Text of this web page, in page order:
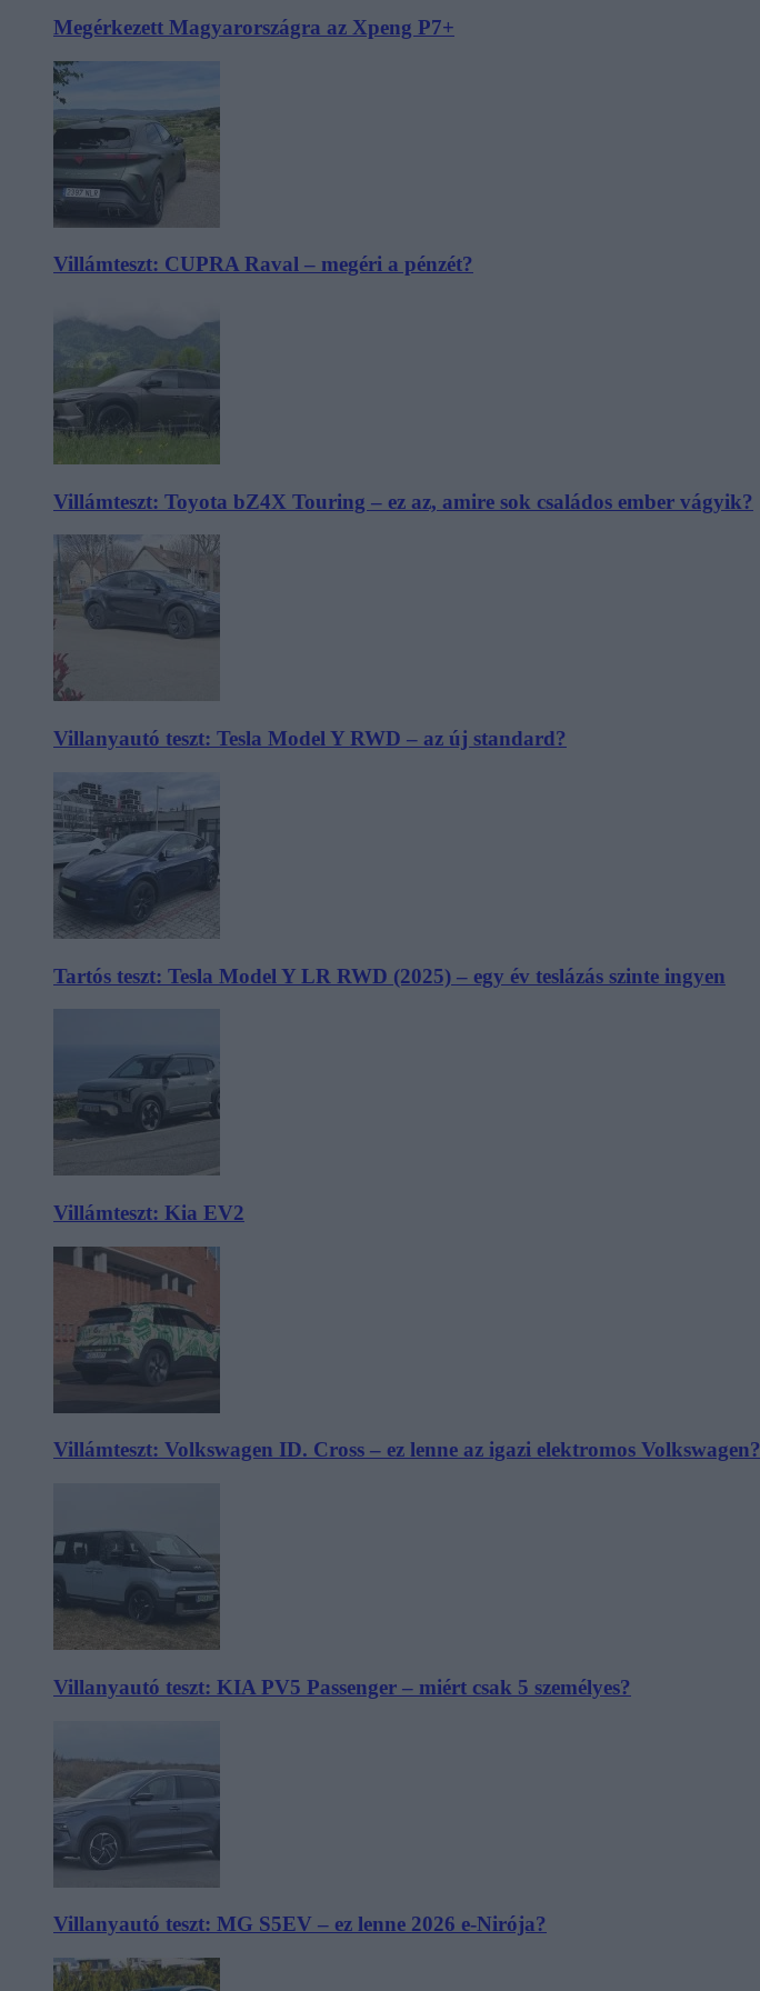
Megérkezett Magyarországra az Xpeng P7+
Villámteszt: CUPRA Raval – megéri a pénzét?
Villámteszt: Toyota bZ4X Touring – ez az, amire sok családos ember vágyik?
Villanyautó teszt: Tesla Model Y RWD – az új standard?
Tartós teszt: Tesla Model Y LR RWD (2025) – egy év teslázás szinte ingyen
Villámteszt: Kia EV2
Villámteszt: Volkswagen ID. Cross – ez lenne az igazi elektromos Volkswagen?
Villanyautó teszt: KIA PV5 Passenger – miért csak 5 személyes?
Villanyautó teszt: MG S5EV – ez lenne 2026 e-Nirója?